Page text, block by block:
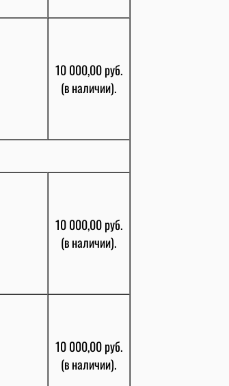
10 000,00 руб.
(в наличии).
10 000,00 руб.
(в наличии).
10 000,00 руб.
(в наличии).